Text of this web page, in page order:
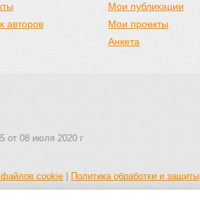
авторов
Мои публикации
Мои проекты
Анкета
от 08 июля 2020 г
файлов cookie
Политика обработки и защиты